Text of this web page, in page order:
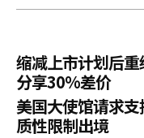
缩减上市计划后
分享30%差价
美国大使馆请求
质性限制出境